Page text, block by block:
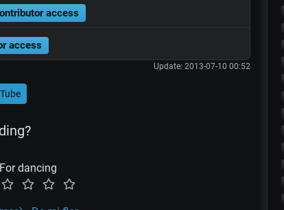
access
access
Update: 2013-07-10 00:52
For dancing